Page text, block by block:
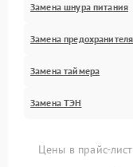
Замена шнура питания
Замена предохранителя
Замена таймера
Замена ТЭН
Цены в прайс-